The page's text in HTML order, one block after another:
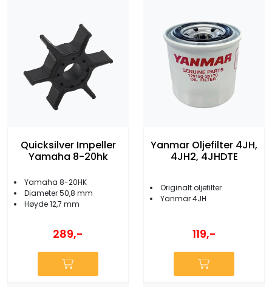
Quicksilver Impeller
Yamaha 8-20hk
Yamaha 8-20HK
Diameter 50,8 mm
Høyde 12,7 mm
289,-
Yanmar Oljefilter 4JH,
4JH2, 4JHDTE
Originalt oljefilter
Yanmar 4JH
119,-